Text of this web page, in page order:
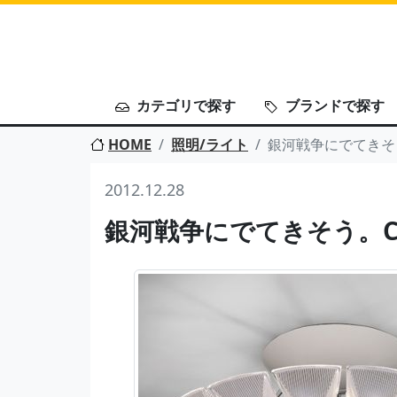
カテゴリで探す
ブランドで探す
HOME
照明/ライト 銀河戦争にでてき
2012.12.28
銀河戦争にでてきそう。